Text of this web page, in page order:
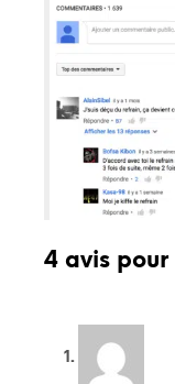
4 avis pour